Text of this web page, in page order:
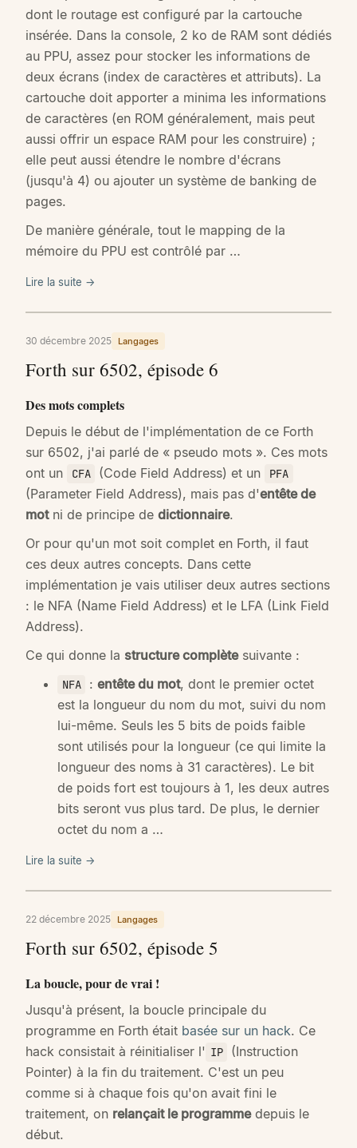
dont le routage est configuré par la cartouche
insérée. Dans la console, 2 ko de RAM sont dédiés
au PPU, assez pour stocker les informations de
deux écrans (index de caractères et attributs). La
cartouche doit apporter a minima les informations
de caractères (en ROM généralement, mais peut
aussi offrir un espace RAM pour les construire) ;
elle peut aussi étendre le nombre d'écrans
(jusqu'à 4) ou ajouter un système de banking de
pages.
De manière générale, tout le mapping de la
mémoire du PPU est contrôlé par …
Lire la suite →
30 décembre 2025 Langages
Forth sur 6502, épisode 6
Des mots complets
Depuis le début de l'implémentation de ce Forth
sur 6502, j'ai parlé de « pseudo mots ». Ces mots
ont un
CFA (Code Field Address) et un PFA
(Parameter Field Address), mais pas d'entête de
motni de principe de dictionnaire.
Or pour qu'un mot soit complet en Forth, il faut
ces deux autres concepts. Dans cette
implémentation je vais utiliser deux autres sections
: le NFA (Name Field Address) et le LFA (Link Field
Address).
Ce qui donne la structure complètesuivante :
NFA :entête du mot, dont le premier octet
est la longueur du nom du mot, suivi du nom
lui-même. Seuls les 5 bits de poids faible
sont utilisés pour la longueur (ce qui limite la
longueur des noms à 31 caractères). Le bit
de poids fort est toujours à 1, les deux autres
bits seront vus plus tard. De plus, le dernier
octet du nom a …
Lire la suite →
22 décembre 2025 Langages
Forth sur 6502, épisode 5
La boucle, pour de vrai !
Jusqu'à présent, la boucle principale du
programme en Forth était basée sur un hack. Ce
hack consistait à réinitialiser l' IP
(Instruction
Pointer) à la fin du traitement. C'est un peu
comme si à chaque fois qu'on avait fini le
traitement, on relançait le programmedepuis le
début.